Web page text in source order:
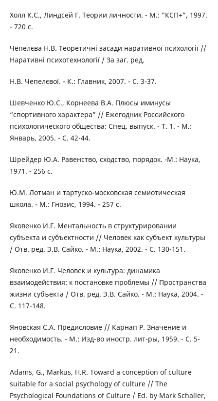
Холл К.С., Линдсей Г. Теории личности. - М.: “КСП+”, 1997.
- 720 с.
Чепелєва Н.В. Теоретичні засади наративної психології //
Наративні психотехнології / За заг. ред.
Н.В. Чепелєвої. - К.: Главник, 2007. - С. 3-37.
Шевченко Ю.С., Корнеева В.А. Плюсы иминусы
“спортивного характера” // Ежегодник Российского
психологического общества: Спец. выпуск. - Т. 1. - М.:
Январь, 2005. - С. 42-44.
Шрейдер Ю.А. Равенство, сходство, порядок. -М.: Наука,
1971. - 256 с.
Ю.М. Лотман и тартуско-московская семиотическая
школа. - М.: Гнозис, 1994. - 257 с.
Яковенко И.Г. Ментальность в структурировании
субъекта и субъектности // Человек как субъект культуры
/ Отв. ред. Э.В. Сайко. - М.: Наука, 2002. - С. 130-151.
Яковенко И.Г. Человек и культура: динамика
взаимодействия: к постановке проблемы // Пространства
жизни субъекта / Отв. ред. Э.В. Сайко. - М.: Наука, 2004. -
С. 117-148.
Яновская С.А. Предисловие // Карнап Р. Значение и
необходимость. - М.: Изд-во иностр. лит-ры, 1959. - С. 5-
21.
Adams, G., Markus, H.R. Toward a conception of culture
suitable for a social psychology of culture // The
Psychological Foundations of Culture / Ed. by Mark Schaller,